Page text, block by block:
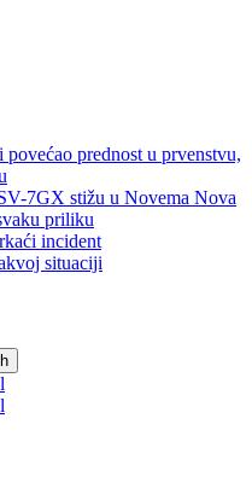
prednost u prvenstvu,
7GX stižu u Novema Nova
priliku
incident
situaciji